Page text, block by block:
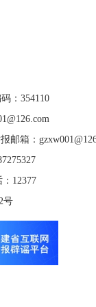
：354110
邮箱：
12377
号